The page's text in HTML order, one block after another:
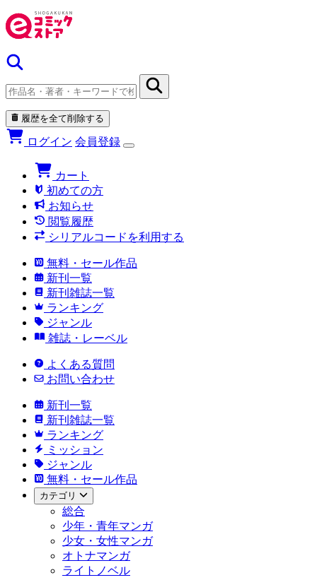
履歴を全て削除する
ログイン 会員登録
カート
初めての方
お知らせ
閲覧履歴
シリアルコードを利用する
無料・セール作品
新刊一覧
新刊雑誌一覧
ランキング
ジャンル
雑誌・レーベル
よくある質問
お問い合わせ
新刊一覧
新刊雑誌一覧
ランキング
ミッション
ジャンル
無料・セール作品
カテゴリ
総合
少年・青年マンガ
少女・女性マンガ
オトナマンガ
ライトノベル